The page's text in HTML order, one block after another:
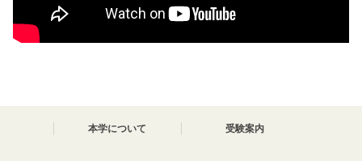
本学について 受験案内